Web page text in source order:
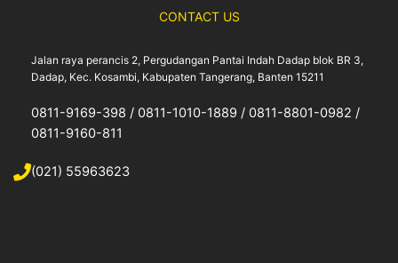
CONTACT US
Jalan raya perancis 2, Pergudangan Pantai Indah Dadap blok BR 3,
Dadap, Kec. Kosambi, Kabupaten Tangerang, Banten 15211
0811-9169-398 / 0811-1010-1889 / 0811-8801-0982 /
0811-9160-811
(021) 55963623